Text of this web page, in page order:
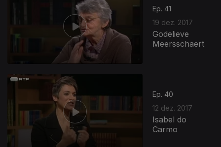
Ep. 41
19 dez. 2017
Godelieve
Meersschaert
Ep. 40
12 dez. 2017
Isabel do
Carmo